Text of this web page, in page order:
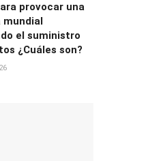
provocar una
mundial
el suministro
¿Cuáles son?